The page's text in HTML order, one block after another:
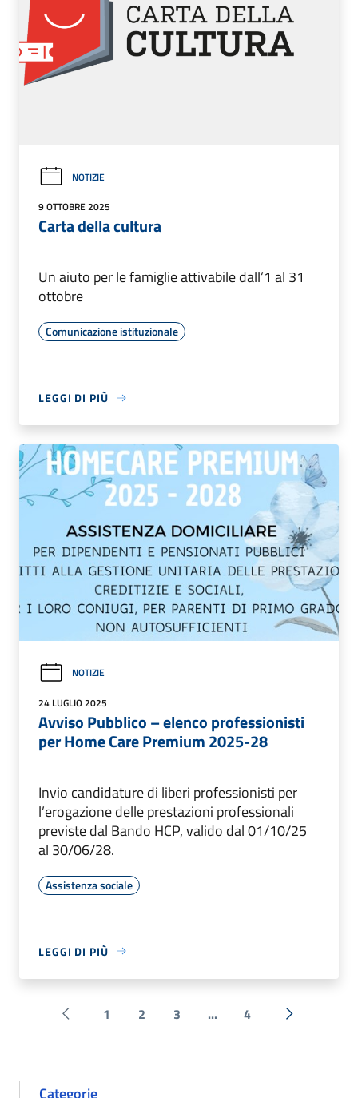
NOTIZIE
9 OTTOBRE 2025
Carta della cultura
Un aiuto per le famiglie attivabile dall’1 al 31
ottobre
Comunicazione istituzionale
LEGGI DI PIÙ
NOTIZIE
24 LUGLIO 2025
Avviso Pubblico – elenco professionisti
per Home Care Premium 2025-28
Invio candidature di liberi professionisti per
l’erogazione delle prestazioni professionali
previste dal Bando HCP, valido dal 01/10/25
al 30/06/28.
Assistenza sociale
LEGGI DI PIÙ
Pagina precedente
1 2 3 ... 4 Successiva
Categorie